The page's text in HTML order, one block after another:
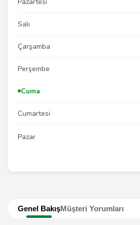
Genel BakışMüşteri Yorumları
Salı
Çarşamba
Perşembe
Cuma
Cumartesi
Pazar